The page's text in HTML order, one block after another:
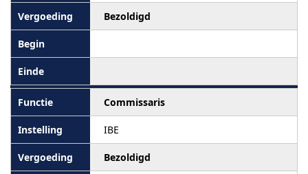
Bezoldigd
Commissaris
IBE
Bezoldigd